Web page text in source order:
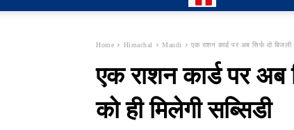
Home Himachal Mandi एक राशन कार्ड पर अब सिर्फ दो बिजली
एक राशन कार्ड पर अब
को ही मिलेगी सब्सिडी